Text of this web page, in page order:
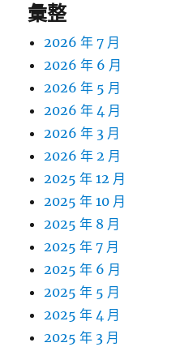
彙整
2026 年 7 月
2026 年 6 月
2026 年 5 月
2026 年 4 月
2026 年 3 月
2026 年 2 月
2025 年 12 月
2025 年 10 月
2025 年 8 月
2025 年 7 月
2025 年 6 月
2025 年 5 月
2025 年 4 月
2025 年 3 月